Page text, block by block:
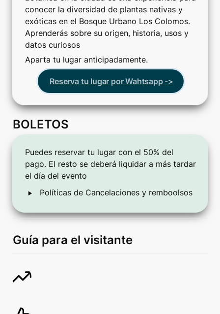
conocer la diversidad de plantas nativas y
exóticas en el Bosque Urbano Los Colomos.
Aprenderás sobre su origen, historia, usos y
datos curiosos
Aparta tu lugar anticipadamente.
Reserva tu lugar por Wahtsapp ->
BOLETOS
Puedes reservar tu lugar con el 50% del
pago. El resto se deberá liquidar a más tardar
el día del evento
‣ Políticas de Cancelaciones y remboolsos
Guía para el visitante